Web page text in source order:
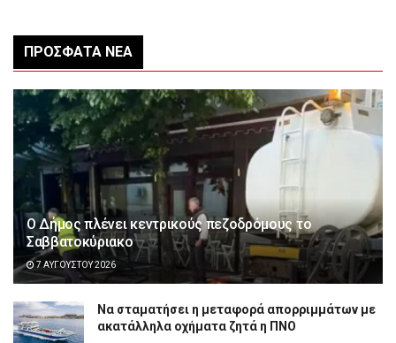
ΠΡΌΣΦΑΤΑ ΝΈΑ
Ο Δήμος πλένει κεντρικούς πεζοδρόμους το
Σαββατοκύριακο
7 ΑΥΓΟΎΣΤΟΥ 2026
Να σταματήσει η μεταφορά απορριμμάτων με
ακατάλληλα οχήματα ζητά η ΠΝΟ